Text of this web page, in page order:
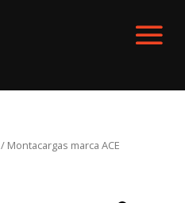
/ Montacargas marca ACE